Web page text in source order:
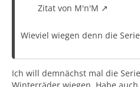
Zitat von M'n'M
Wieviel wiegen denn die
Ich will demnächst mal die